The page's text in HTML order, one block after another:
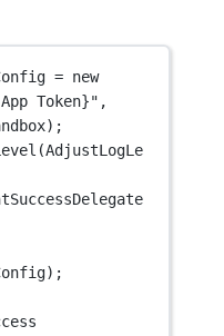
= new
Token}" ,
(AdjustLogLe